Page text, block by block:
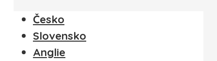
Česko
Slovensko
Anglie